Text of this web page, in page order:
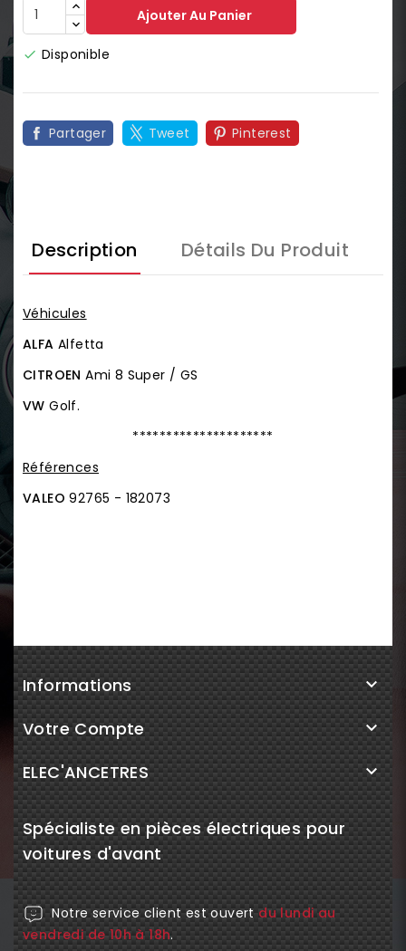
Ajouter Au Panier
 Disponible
Partager Tweet Pinterest
Description Détails Du Produit
Véhicules
ALFA Alfetta
CITROENAmi 8 Super / GS
VWGolf.
*********************
Références
VALEO 92765 - 182073
Informations 
Votre Compte 
ELEC'ANCETRES 
Spécialiste en pièces électriques pour
voitures d'avant
Notre service client est ouvertdu lundi au
vendredi de 10h à 18h.